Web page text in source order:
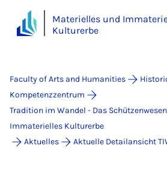
Materielles und
Kulturerbe
Faculty of Arts and Humanities
Kompetenzzentrum
Tradition im Wandel - Das
Immaterielles Kulturerbe
Aktuelles
Aktuelle Detailansicht